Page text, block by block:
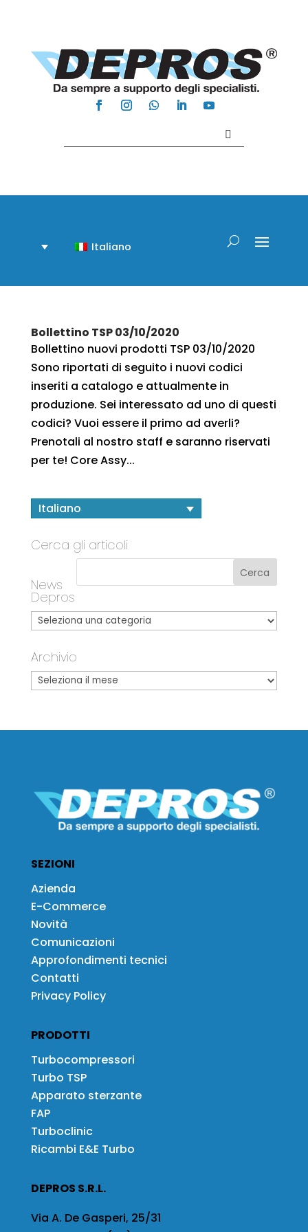
Italiano
Bollettino TSP 03/10/2020
Bollettino nuovi prodotti TSP 03/10/2020
Sono riportati di seguito i nuovi codici
inseriti a catalogo e attualmente in
produzione. Sei interessato ad uno di questi
codici? Vuoi essere il primo ad averli?
Prenotali al nostro staff e saranno riservati
per te! Core Assy...
Italiano
Cerca gli articoli
News
Depros
Archivio
SEZIONI
Azienda
E-Commerce
Novità
Comunicazioni
Approfondimenti tecnici
Contatti
Privacy Policy
PRODOTTI
Turbocompressori
Turbo TSP
Apparato sterzante
FAP
Turboclinic
Ricambi E&E Turbo
DEPROS S.R.L.
Via A. De Gasperi, 25/31